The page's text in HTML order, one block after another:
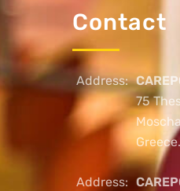
Contact
Address:
75
Greece.
Address: